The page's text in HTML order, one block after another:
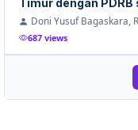
Timur dengan
Doni Yusuf Bagaskara,
687 views